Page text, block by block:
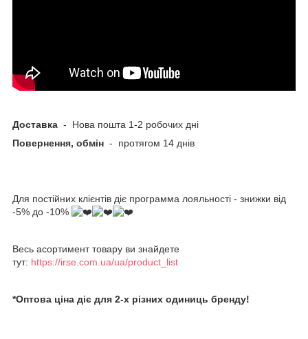
Доставка - Нова пошта 1-2 робочих дні
Повернення, обмін - протягом 14 днів
Для постійних клієнтів діє программа лояльності - знижки від
-5% до -10%
Весь асортимент товару ви знайдете
тут: https://irse.com.ua/ua/product_list
*Оптова ціна діє для 2-х різних одиниць бренду!